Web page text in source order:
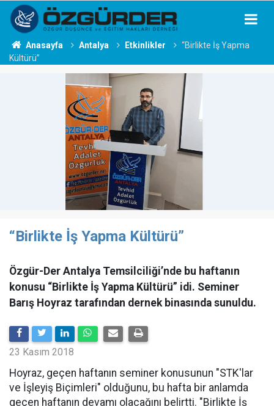
Anasayfa Antalya Etkinlikler
“Birlikte İş Yapma
Kültürü”
“Birlikte İş Yapma Kültürü”
Özgür-Der Antalya Temsilciliği’nde bu haftanın
konusu “Birlikte İş Yapma Kültürü” idi. Seminer
Barış Hoyraz tarafından dernek binasında sunuldu.
23 Kasım 2018
Hoyraz, geçen haftanın seminer konusunun "STK'lar
ve İşleyiş Biçimleri" olduğunu, bu hafta bir anlamda
geçen haftanın devamı olacağını belirtti. "Birlikte İş